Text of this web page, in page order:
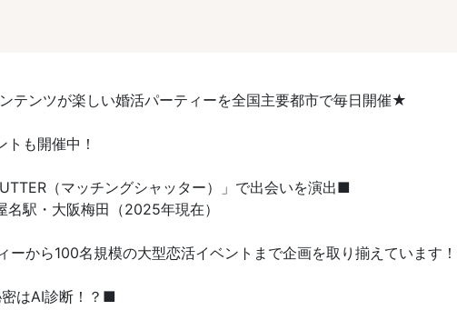
テンツが楽しい婚活パーティーを全国主要都市で毎日開催★
も開催中！
（マッチングシャッター）」で出会いを演出■
駅・大阪梅田（2025年現在）
から100名規模の大型恋活イベントまで企画を取り揃えています！
はAI診断！？■